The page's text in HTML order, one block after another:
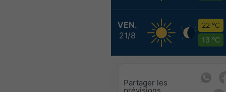
VEN.
21/8
22 °C
13 °C
Partager les